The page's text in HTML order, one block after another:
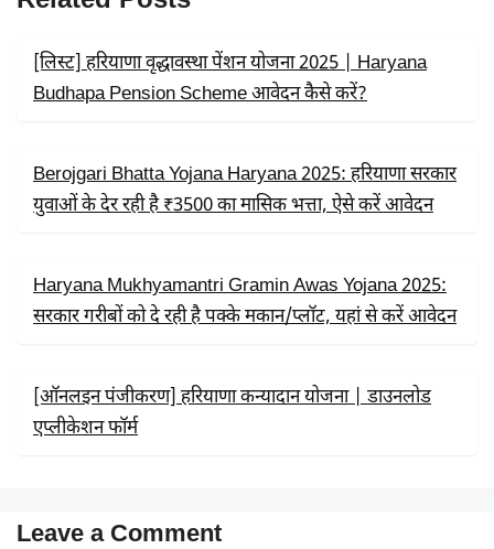
O
R
[लिस्ट] हरियाणा वृद्धावस्था पेंशन योजना 2025 | Haryana
Budhapa Pension Scheme आवेदन कैसे करें?
Berojgari Bhatta Yojana Haryana 2025: हरियाणा सरकार
युवाओं के देर रही है ₹3500 का मासिक भत्ता, ऐसे करें आवेदन
Haryana Mukhyamantri Gramin Awas Yojana 2025:
सरकार गरीबों को दे रही है पक्के मकान/प्लॉट, यहां से करें आवेदन
[ऑनलइन पंजीकरण] हरियाणा कन्यादान योजना | डाउनलोड
एप्लीकेशन फॉर्म
Leave a Comment